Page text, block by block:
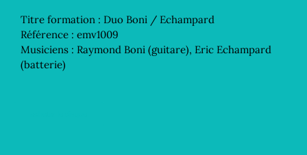
Titre formation : Duo Boni / Echampard
Référence : emv1009
Musiciens : Raymond Boni (guitare), Eric Echampard
(batterie)